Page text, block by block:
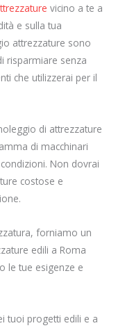
vicino a te a
e sulla tua
attrezzature sono
risparmiare senza
che utilizzerai per il
di attrezzature
di macchinari
Non dovrai
costose e
forniamo un
edili a Roma
le tue esigenze e
tuoi progetti edili e a